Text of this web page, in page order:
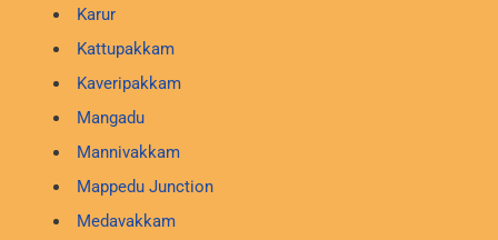
Karur
Kattupakkam
Kaveripakkam
Mangadu
Mannivakkam
Mappedu Junction
Medavakkam